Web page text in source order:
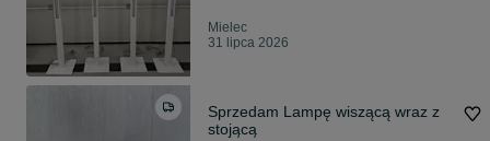
Mielec
31 lipca 2026
Sprzedam Lampę wiszącą wraz z
stojącą